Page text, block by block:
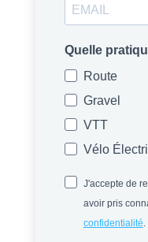
Quelle
Route
Gravel
VTT
Vélo
J'accepte de
avoir pris
confidentialité.